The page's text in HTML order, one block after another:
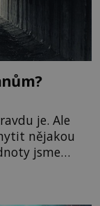
je. Ale
nějakou
jsme
to zprávy v
vln. Jenže –